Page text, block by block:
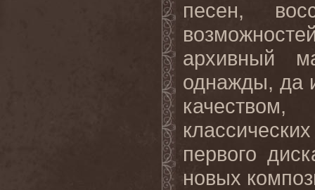
песен,
архивный
однажды, да
первого
новых